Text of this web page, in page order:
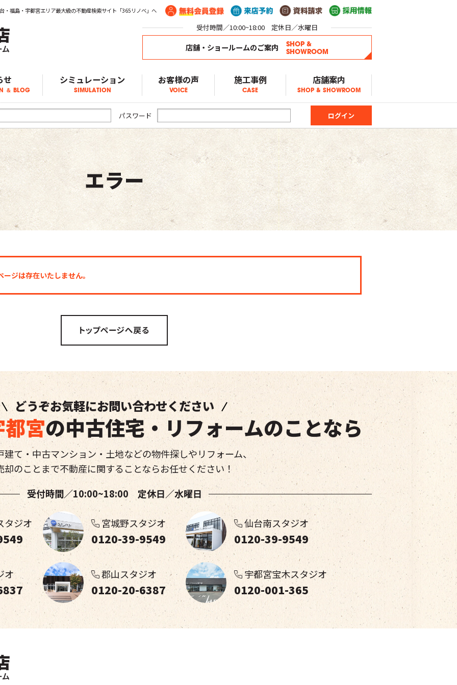
・福島・宇都宮エリア最大級の不動産検索サイト「365リノベ」へ
受付時間／10:00~18:00 定休日／水曜日
店舗・ショールームのご案内
SHOP &
SHOWROOM
せ
＆ BLOG
せ件情報
件情報
件情報
ログ
シミュレーション
SIMULATION
お客様の声
VOICE
施工事例
CASE
店舗案内
SHOP & SHOWROOM
パスワード
エラー
は存在いたしません。
どうぞお気軽にお問い合わせください
宮の中古住宅・リフォームのことなら
建て・中古マンション・土地などの物件探しやリフォーム、
却のことまで不動産に関することならお任せください！
受付時間／10:00~18:00 定休日／水曜日
タジオ 宮城野スタジオ
0120-39-9549
仙台南スタジオ
0120-39-9549
オ 郡山スタジオ
0120-20-6387
宇都宮宝木スタジオ
0120-001-365